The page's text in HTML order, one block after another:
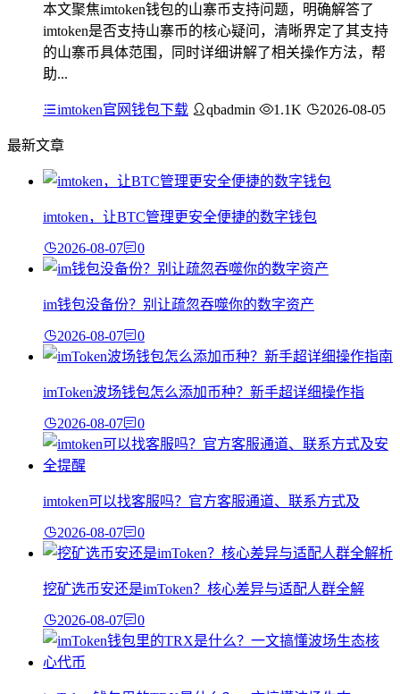
本文聚焦imtoken钱包的山寨币支持问题，明确解答了
imtoken是否支持山寨币的核心疑问，清晰界定了其支持
的山寨币具体范围，同时详细讲解了相关操作方法，帮
助...
imtoken官网钱包下载 qbadmin 1.1K 2026-08-05
最新文章
imtoken，让BTC管理更安全便捷的数字钱包
2026-08-07 0
im钱包没备份？别让疏忽吞噬你的数字资产
2026-08-07 0
imToken波场钱包怎么添加币种？新手超详细操作指
2026-08-07 0
imtoken可以找客服吗？官方客服通道、联系方式及
2026-08-07 0
挖矿选币安还是imToken？核心差异与适配人群全解
2026-08-07 0